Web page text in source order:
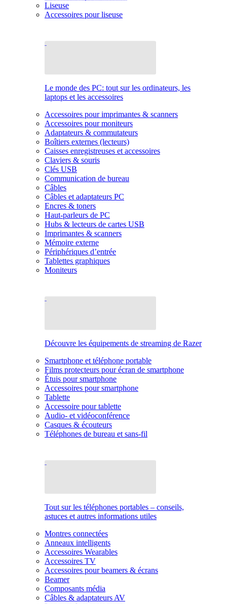
Liseuse
Accessoires pour liseuse
Le monde des PC: tout sur les ordinateurs, les
laptops et les accessoires
Accessoires pour imprimantes & scanners
Accessoires pour moniteurs
Adaptateurs & commutateurs
Boîtiers externes (lecteurs)
Caisses enregistreuses et accessoires
Claviers & souris
Clés USB
Communication de bureau
Câbles
Câbles et adaptateurs PC
Encres & toners
Haut-parleurs de PC
Hubs & lecteurs de cartes USB
Imprimantes & scanners
Mémoire externe
Périphériques d’entrée
Tablettes graphiques
Moniteurs
Découvre les équipements de streaming de Razer
Smartphone et téléphone portable
Films protecteurs pour écran de smartphone
Étuis pour smartphone
Accessoires pour smartphone
Tablette
Accessoire pour tablette
Audio- et vidéoconférence
Casques & écouteurs
Téléphones de bureau et sans-fil
Tout sur les téléphones portables – conseils,
astuces et autres informations utiles
Montres connectées
Anneaux intelligents
Accessoires Wearables
Accessoires TV
Accessoires pour beamers & écrans
Beamer
Composants média
Câbles & adaptateurs AV